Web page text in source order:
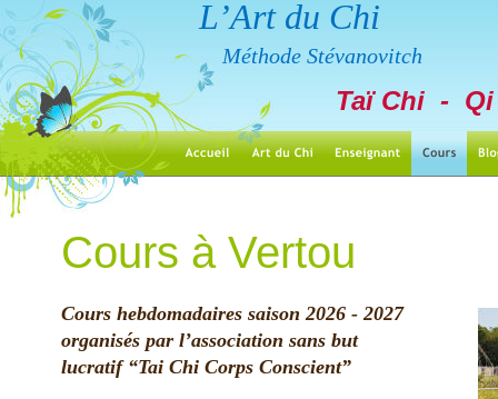
Cours à Vertou
Cours hebdomadaires saison 2026 - 2027
organisés par l’association sans but
lucratif “Tai Chi Corps Conscient”
Méthode Stévanovitch
L’Art du Chi
Taï Chi  -